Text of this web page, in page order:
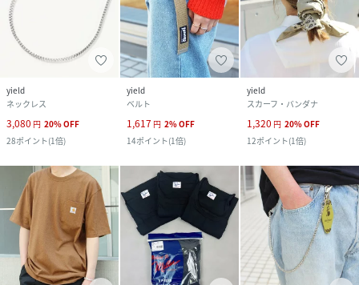
yield
ネックレス
3,080 円 20%OFF
28ポイント(1倍)
yield
ベルト
1,617 円 2%OFF
14ポイント(1倍)
yield
スカーフ・バンダナ
1,320 円 20%OFF
12ポイント(1倍)